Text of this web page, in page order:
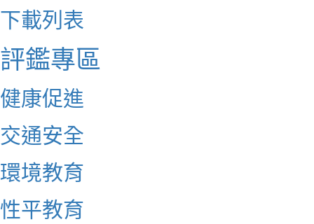
下載列表
評鑑專區
健康促進
交通安全
環境教育
性平教育